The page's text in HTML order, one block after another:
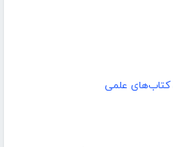
کتاب‌های علمی